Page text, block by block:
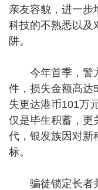
亲友容貌，进一步
科技的不熟悉以及
阱。
今年首季，警方
件，损失金额高达
失更达港币101万
仅是毕生积蓄，更
代，银发族因对新
标。
骗徒锁定长者并